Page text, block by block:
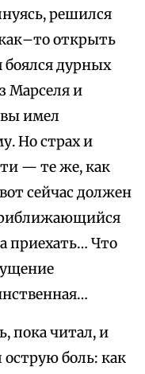
решился
открыть
боялся дурных
Марселя и
имел
Но страх и
— те же, как
сейчас должен
приехать… Что
пока читал, и
острую боль: как